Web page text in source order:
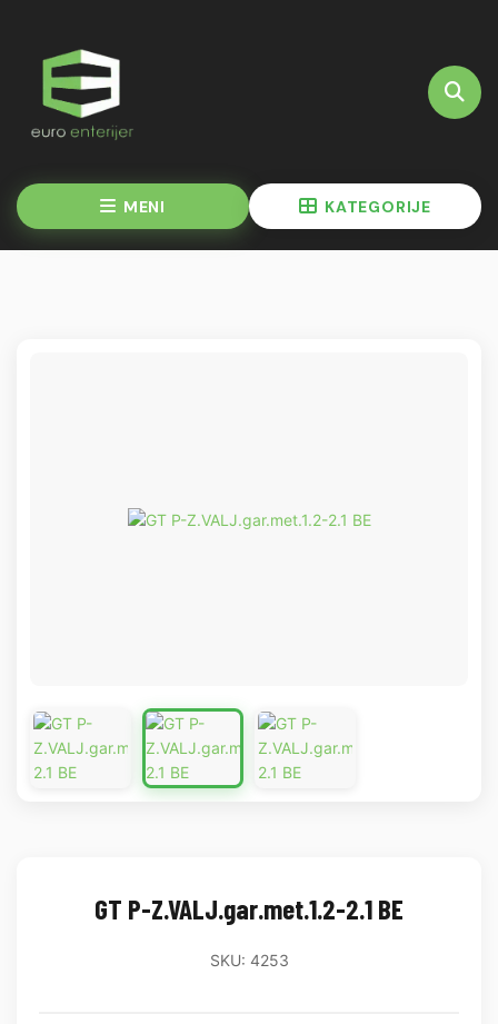
MENI KATEGORIJE
GT P-Z.VALJ.gar.met.1.2-2.1 BE
SKU: 4253